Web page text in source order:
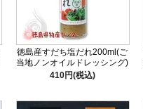
徳島産すだち塩だれ200ml(ご
当地ノンオイルドレッシング)
410円(税込)